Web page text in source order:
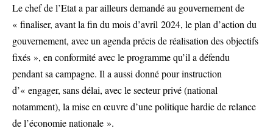
Le chef de l’Etat a par ailleurs demandé au gouvernement de
« finaliser, avant la fin du mois d’avril 2024, le plan d’action du
gouvernement, avec un agenda précis de réalisation des objectifs
fixés », en conformité avec le programme qu’il a défendu
pendant sa campagne. Il a aussi donné pour instruction
d’« engager, sans délai, avec le secteur privé (national
notamment), la mise en œuvre d’une politique hardie de relance
de l’économie nationale ».